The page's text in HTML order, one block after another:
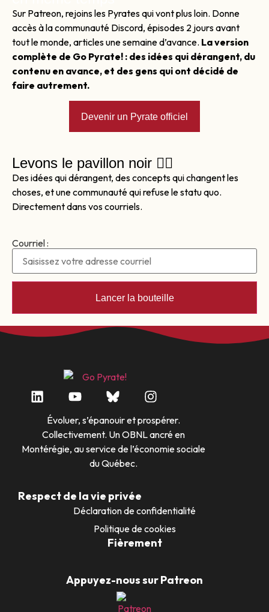
Sur Patreon, rejoins les Pyrates qui vont plus loin. Donne
accès à la communauté Discord, épisodes 2 jours avant
tout le monde, articles une semaine d’avance. La version
complète de Go Pyrate! : des idées qui dérangent, du
contenu en avance, et des gens qui ont décidé de
faire autrement.
Devenir un Pyrate officiel
Levons le pavillon noir 🏴‍☠️
Des idées qui dérangent, des concepts qui changent les
choses, et une communauté qui refuse le statu quo.
Directement dans vos courriels.
Courriel :
Évoluer, s’épanouir et prospérer.
Collectivement. Un OBNL ancré en
Montérégie, au service de l’économie sociale
du Québec.
Respect de la vie privée
Déclaration de confidentialité
Politique de cookies
Fièrement
Appuyez-nous sur Patreon